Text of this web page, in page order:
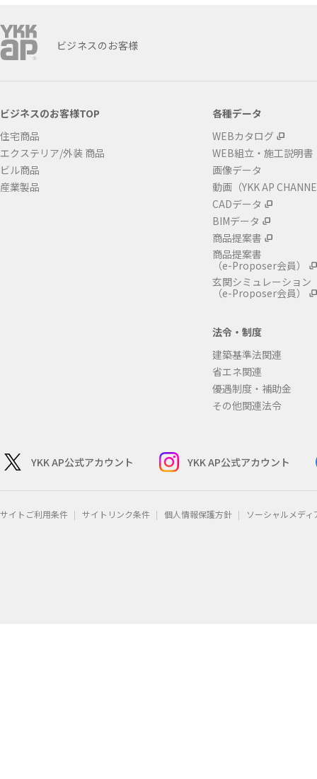
ビジネスのお客様
ビジネスのお客様TOP
住宅商品
エクステリア/外装 商品
ビル商品
産業製品
各種データ
WEBカタログ
WEB組立・施工説明書
画像データ
動画（YKK AP
CADデータ
BIMデータ
商品提案書
商品提案書
（e-Proposer会員）
玄関シミュレーション
（e-Proposer会員）
法令・制度
建築基準法関連
省エネ関連
優遇制度・補助金
その他関連法令
YKK AP公式アカウント YKK AP公式アカウント
サイトご利用条件 サイトリンク条件 個人情報保護方針 ソーシャルメデ